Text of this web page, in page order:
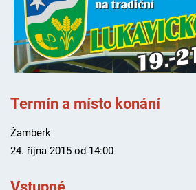
Termín a místo konání
Žamberk
24. října 2015 od 14:00